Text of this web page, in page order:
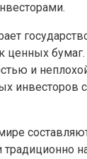
бумаг.
и
традиционно